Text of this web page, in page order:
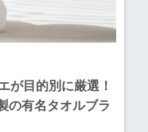
が目的別に厳選！
の有名タオルブラ